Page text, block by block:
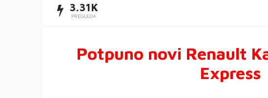
3.31K
PREGLEDA
Potpuno novi Renault
Express